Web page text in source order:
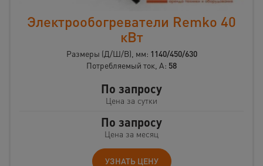
Электрообогреватели Remko 40
кВт
Размеры (Д/Ш/В), мм: 1140/450/630
Потребляемый ток, А: 58
По запросу
Цена за сутки
По запросу
Цена за месяц
УЗНАТЬ ЦЕНУ